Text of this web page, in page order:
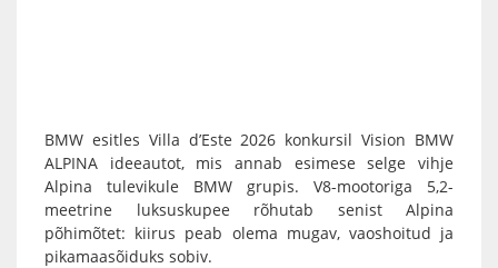
BMW esitles Villa d’Este 2026 konkursil Vision BMW
ALPINA ideeautot, mis annab esimese selge vihje
Alpina tulevikule BMW grupis. V8-mootoriga 5,2-
meetrine luksuskupee rõhutab senist Alpina
põhimõtet: kiirus peab olema mugav, vaoshoitud ja
pikamaasõiduks sobiv.